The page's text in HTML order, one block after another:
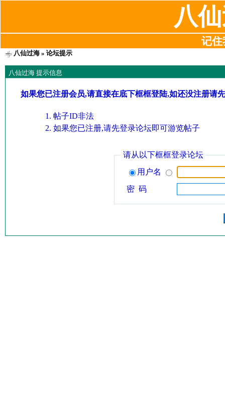
八
记住
八仙过海» 论坛提示
八仙过海 提示信息
如果您已注册会员,请直接在底下框框登陆,如还没注册请
帖子ID非法
如果您已注册,请先登录论坛即可游览帖子
请从以下框框登录论坛
用户名
密 码